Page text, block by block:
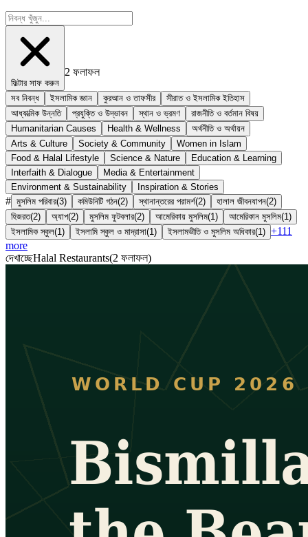
ফিল্টার সাফ করুন
2 ফলাফল
সব নিবন্ধ ইসলামিক জ্ঞান কুরআন ও তাফসীর
সীরাত ও ইসলামিক ইতিহাস
আধ্যাত্মিক উন্নতি
প্রযুক্তি ও উদ্ভাবন স্থান ও ভ্রমণ
রাজনীতি ও বর্তমান বিষয়
Humanitarian Causes
Health & Wellness
অর্থনীতি ও অর্থায়ন
Arts & Culture
Society & Community
Women in Islam
Food & Halal Lifestyle
Science & Nature
Education & Learning
Interfaith & Dialogue
Media & Entertainment
Environment & Sustainability
Inspiration & Stories
# মুসলিম পরিবার(3) কমিউনিটি গঠন(2) স্থানান্তরের পরামর্শ(2) হালাল জীবনযাপন(2)
হিজরত(2) অ্যাপ(2) মুসলিম ফুটবলার(2) আমেরিকায় মুসলিম(1 ) আমেরিকান মুসলিম(1 )
ইসলামিক স্কুল(1 ) ইসলামি স্কুল ও মাদ্রাসা(1 ) ইসলামভীতি ও মুসলিম অধিকার(1 ) +111
more
দেখাচ্ছেHalal Restaurants(2 ফলাফল)